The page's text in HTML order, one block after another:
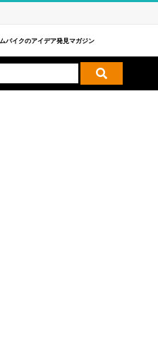
バイクのアイデア発見マガジン